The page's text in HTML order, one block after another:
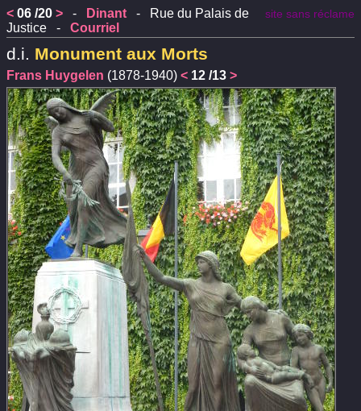
site sans réclame
< 06 /20 > - Dinant - Rue du Palais de
Justice - Courriel
d.i. Monument aux Morts
Frans Huygelen (1878-1940) < 12 /13 >